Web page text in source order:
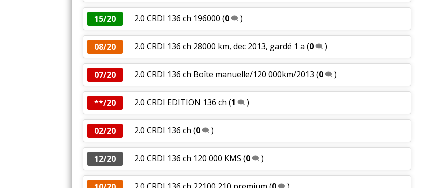
15/20 2.0 CRDI 136 ch 196000 (0 )
08/20 2.0 CRDI 136 ch 28000 km, dec 2013, gardé 1 a (0 )
07/20 2.0 CRDI 136 ch Boîte manuelle/120 000km/2013 (0 )
**/20 2.0 CRDI EDITION 136 ch (1 )
02/20 2.0 CRDI 136 ch (0 )
12/20 2.0 CRDI 136 ch 120 000 KMS (0 )